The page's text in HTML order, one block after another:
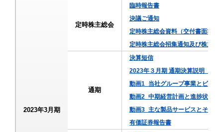
2023年3月期
定時株主総会
臨時報告書
決議ご通知
定時株主総会資料（交付書面非記
定時株主総会招集通知及び株主総
通期
決算短信
2023年３月期 通期決算説明（事
動画1_当社グループ事業とビジネ
動画2_中期経営計画と進捗状況
動画3_主な製品サービスとその市
有価証券報告書